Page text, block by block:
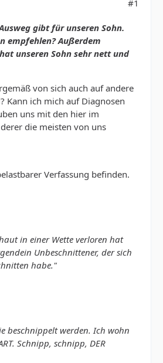
#1
gibt für unseren Sohn.
empfehlen? Außerdem
unseren Sohn sehr nett und
von sich auch auf andere
Kann ich mich auf Diagnosen
uns mit den hier im
die meisten von uns
Verfassung befinden.
in einer Wette verloren hat
Unbeschnittener, der sich
habe."
beschnippelt werden. Ich wohn
Schnipp, schnipp, DER